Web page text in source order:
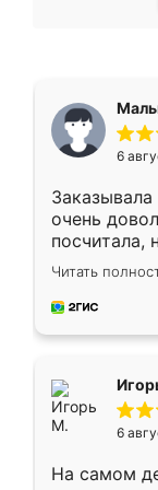
6
очень
посчитала,
Замерщик
делу со
за день,
Читать
6
На самом